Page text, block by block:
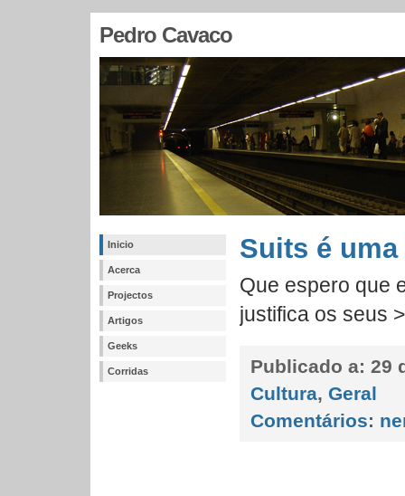
Pedro Cavaco
Inicio
Acerca
Projectos
Artigos
Geeks
Corridas
Suits é
Que espero que
justifica os seus
Publicado a: 29
Cultura, Geral
Comentários: